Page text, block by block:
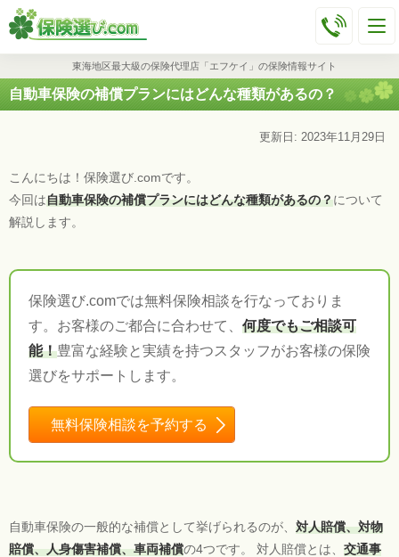
東海地区最大級の保険代理店「エフケイ」の保険情報サイト
自動車保険の補償プランにはどんな種類があるの？
更新日: 2023年11月29日
こんにちは！保険選び.comです。
今回は自動車保険の補償プランにはどんな種類があるの？について
解説します。
保険選び.comでは無料保険相談を行なっておりま
す。お客様のご都合に合わせて、 何度でもご相談可
能！豊富な経験と実績を持つスタッフがお客様の保険
選びをサポートします。
無料保険相談を予約する
自動車保険の一般的な補償として挙げられるのが、 対人賠償、対物
賠償、人身傷害補償、車両補償の4つです。 対人賠償とは、 交通事